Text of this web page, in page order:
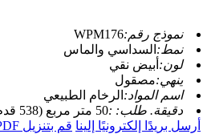
نموذج رقم:WPM176
نمط: السداسي والماس
لون: أبيض نقي
ينهي:مصقول
اسم المواد: الرخام الطبيعي
دقيقة. طلب: :50 متر مربع (538 قدم مربع)
أرسل بريدًا إلكترونيًا إلينا قم بتنزيل PDF